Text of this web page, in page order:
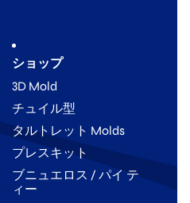
ショップ
3D Mold
チュイル型
タルトレット Molds
プレスキット
ブニュエロス / パイ テ
ィー